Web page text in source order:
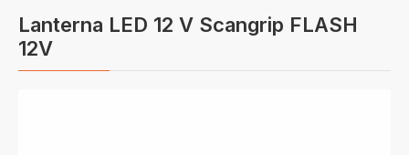
Lanterna LED 12 V Scangrip FLASH
12V